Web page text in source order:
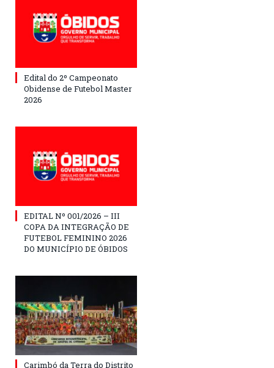
Edital do 2º Campeonato
Obidense de Futebol Master
2026
EDITAL Nº 001/2026 – III
COPA DA INTEGRAÇÃO DE
FUTEBOL FEMININO 2026
DO MUNICÍPIO DE ÓBIDOS
Carimbó da Terra do Distrito